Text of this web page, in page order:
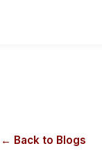
← Back to Blogs